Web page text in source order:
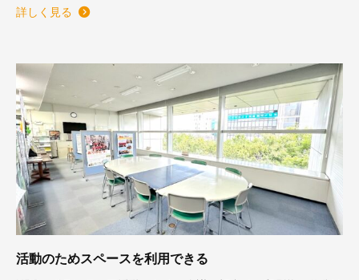
詳しく見る
活動のためスペースを利用できる